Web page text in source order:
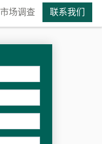
市场调查 联系我们